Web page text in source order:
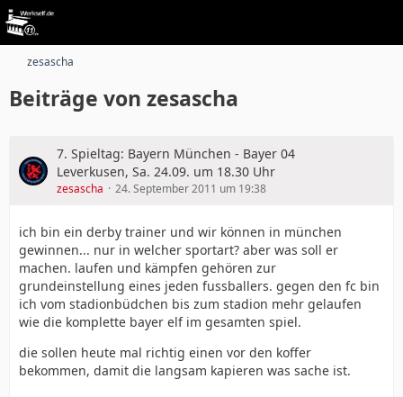
zesascha
Beiträge von zesascha
7. Spieltag: Bayern München - Bayer 04
Leverkusen, Sa. 24.09. um 18.30 Uhr
zesascha 24. September 2011 um 19:38
ich bin ein derby trainer und wir können in münchen
gewinnen... nur in welcher sportart? aber was soll er
machen. laufen und kämpfen gehören zur
grundeinstellung eines jeden fussballers. gegen den fc bin
ich vom stadionbüdchen bis zum stadion mehr gelaufen
wie die komplette bayer elf im gesamten spiel.
die sollen heute mal richtig einen vor den koffer
bekommen, damit die langsam kapieren was sache ist.